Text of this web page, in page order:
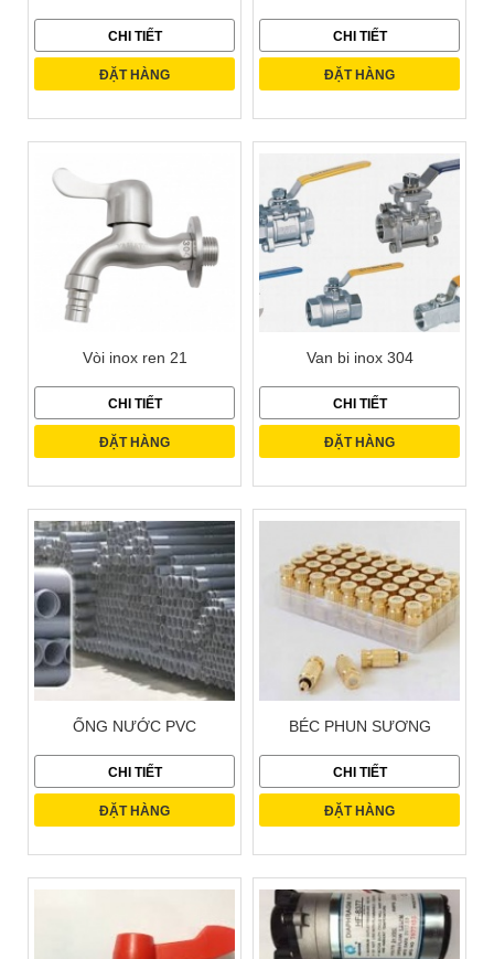
CHI TIẾT
ĐẶT HÀNG
CHI TIẾT
ĐẶT HÀNG
Vòi inox ren 21
CHI TIẾT
ĐẶT HÀNG
Van bi inox 304
CHI TIẾT
ĐẶT HÀNG
ỐNG NƯỚC PVC
CHI TIẾT
ĐẶT HÀNG
BÉC PHUN SƯƠNG
CHI TIẾT
ĐẶT HÀNG